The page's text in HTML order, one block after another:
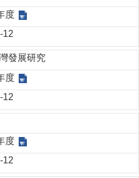
度
12
發展研究
度
12
度
12